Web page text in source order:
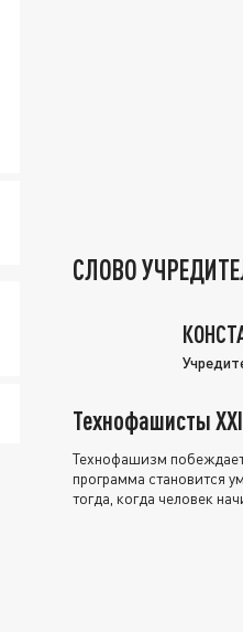
СЛОВО
Технофашисты
Технофашизм
программа становится
тогда, когда человек